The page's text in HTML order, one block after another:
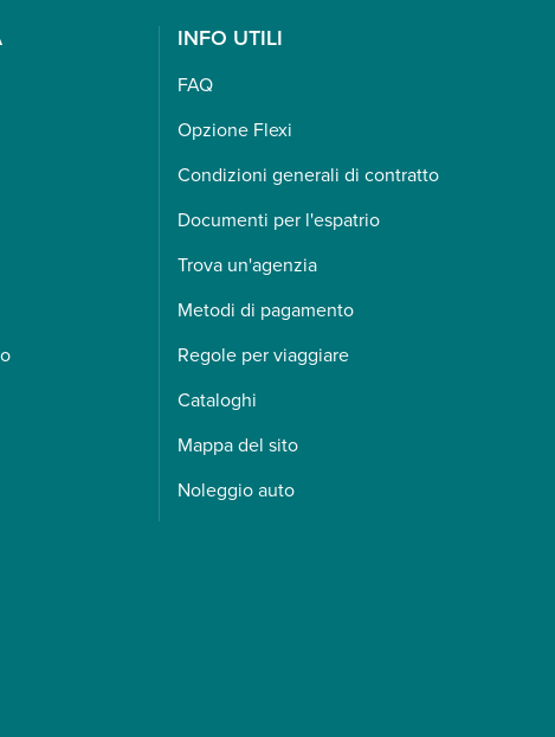
INFO UTILI
FAQ
Opzione Flexi
Condizioni generali di contratto
Documenti per l'espatrio
Trova un'agenzia
Metodi di pagamento
Regole per viaggiare
Cataloghi
Mappa del sito
Noleggio auto